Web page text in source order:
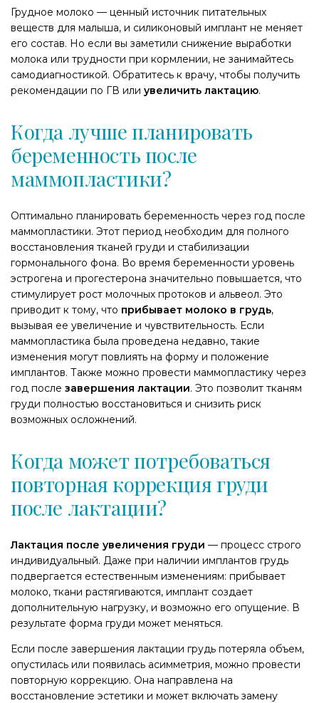
Грудное молоко — ценный источник питательных
веществ для малыша, и силиконовый имплант не меняет
его состав. Но если вы заметили снижение выработки
молока или трудности при кормлении, не занимайтесь
самодиагностикой. Обратитесь к врачу, чтобы получить
рекомендации по ГВ или увеличить лактацию.
Когда лучше планировать
беременность после
маммопластики?
Оптимально планировать беременность через год после
маммопластики. Этот период необходим для полного
восстановления тканей груди и стабилизации
гормонального фона. Во время беременности уровень
эстрогена и прогестерона значительно повышается, что
стимулирует рост молочных протоков и альвеол. Это
приводит к тому, что прибывает молоко в грудь,
вызывая ее увеличение и чувствительность. Если
маммопластика была проведена недавно, такие
изменения могут повлиять на форму и положение
имплантов. Также можно провести маммопластику через
год после завершения лактации. Это позволит тканям
груди полностью восстановиться и снизить риск
возможных осложнений.
Когда может потребоваться
повторная коррекция груди
после лактации?
Лактация после увеличения груди — процесс строго
индивидуальный. Даже при наличии имплантов грудь
подвергается естественным изменениям: прибывает
молоко, ткани растягиваются, имплант создает
дополнительную нагрузку, и возможно его опущение. В
результате форма груди может меняться.
Если после завершения лактации грудь потеряла объем,
опустилась или появилась асимметрия, можно провести
повторную коррекцию. Она направлена на
восстановление эстетики и может включать замену